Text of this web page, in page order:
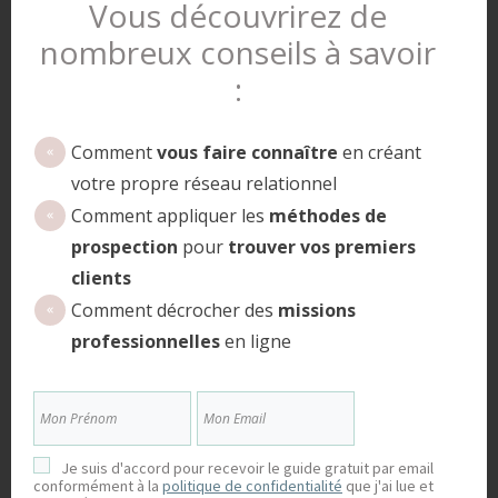
que vous aurez gagné en assurance.
pour décrocher vos premières missions
professionnelles. Pour cela, je vous conseille de ne
négliger aucune piste. Si j’en crois mon expérience,
pour mettre toutes les chances de mon côté, j’ai mis
en place une stratégie de prospection commerciale
en ligne et hors ligne.
Tout d’abord, j’ai procédé à la mise à jour de mes
Linkedin, Viadeo et Facebook. Ensuite, je n’ai pas
hésité à m’inscrire sur les plateformes en ligne de
mise en relation entre professionnels et freelances.
Vous découvrirez de
nombreux conseils à savoir
:
Commentvous faire connaître en créant
votre propre réseau relationnel
Comment appliquer les méthodes de
prospection pour trouver vos premiers
clients
Comment décrocher des missions
professionnellesen ligne
Je suis d'accord pour recevoir le guide gratuit par email
conformément à la politique de confidentialité que j'ai lue et